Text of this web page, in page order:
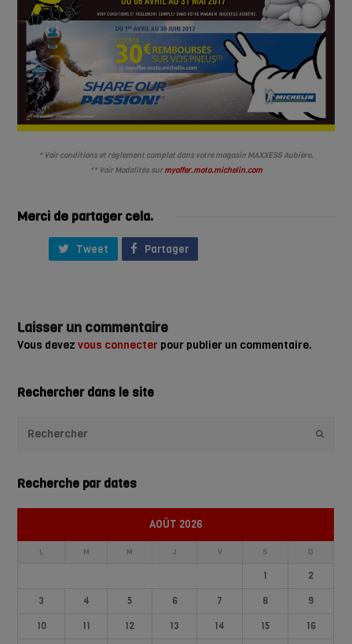
* Voir conditions et règlement complet dans votre magasin MAXXESS Aubière.
** Voir Modalités surmyoffer.moto.michelin.com
Merci de partager cela.
Tweet Partager
Laisser un commentaire
Vous devezvous connecter pour publier un commentaire.
Rechercher dans le site
Recherche par dates
AOÛT 2026
L M M J V S D
1
2
3
4 5 6 7 8
9
10
11 12 13 14 15 16